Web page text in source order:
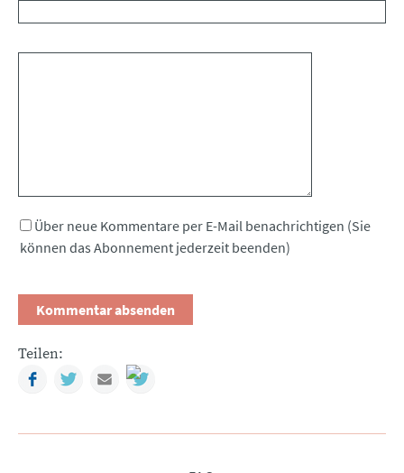
Über neue Kommentare per E-Mail benachrichtigen (Sie
können das Abonnement jederzeit beenden)
Teilen:
FacebookTwitterMail